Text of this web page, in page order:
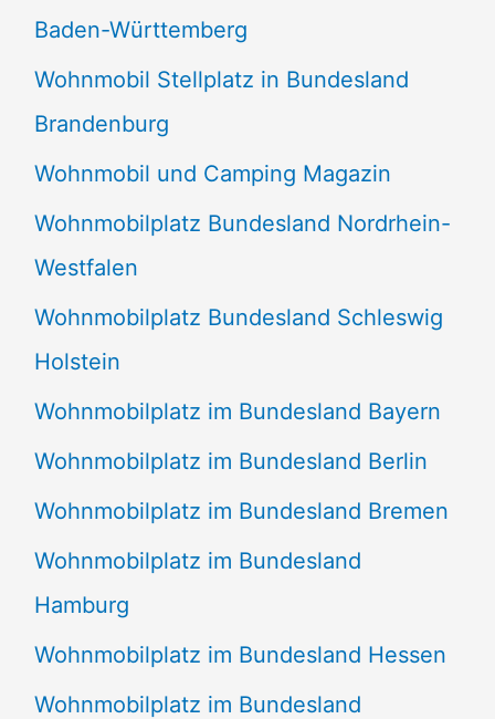
Baden-Württemberg
Wohnmobil Stellplatz in Bundesland
Brandenburg
Wohnmobil und Camping Magazin
Wohnmobilplatz Bundesland Nordrhein-
Westfalen
Wohnmobilplatz Bundesland Schleswig
Holstein
Wohnmobilplatz im Bundesland Bayern
Wohnmobilplatz im Bundesland Berlin
Wohnmobilplatz im Bundesland Bremen
Wohnmobilplatz im Bundesland
Hamburg
Wohnmobilplatz im Bundesland Hessen
Wohnmobilplatz im Bundesland